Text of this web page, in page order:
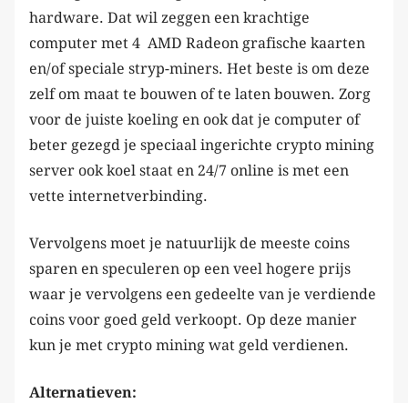
hardware. Dat wil zeggen een krachtige
computer met 4 AMD Radeon grafische kaarten
en/of speciale stryp-miners. Het beste is om deze
zelf om maat te bouwen of te laten bouwen. Zorg
voor de juiste koeling en ook dat je computer of
beter gezegd je speciaal ingerichte crypto mining
server ook koel staat en 24/7 online is met een
vette internetverbinding.
Vervolgens moet je natuurlijk de meeste coins
sparen en speculeren op een veel hogere prijs
waar je vervolgens een gedeelte van je verdiende
coins voor goed geld verkoopt. Op deze manier
kun je met crypto mining wat geld verdienen.
Alternatieven: